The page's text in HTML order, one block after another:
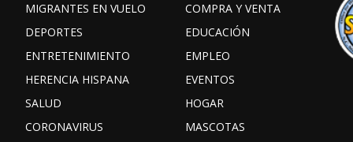
MIGRANTES EN VUELO
DEPORTES
ENTRETENIMIENTO
HERENCIA HISPANA
SALUD
CORONAVIRUS
COMPRA Y VENTA
EDUCACIÓN
EMPLEO
EVENTOS
HOGAR
MASCOTAS